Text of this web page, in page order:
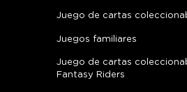
Juego de cartas
Juegos familiares
Juego de cartas
Fantasy Riders